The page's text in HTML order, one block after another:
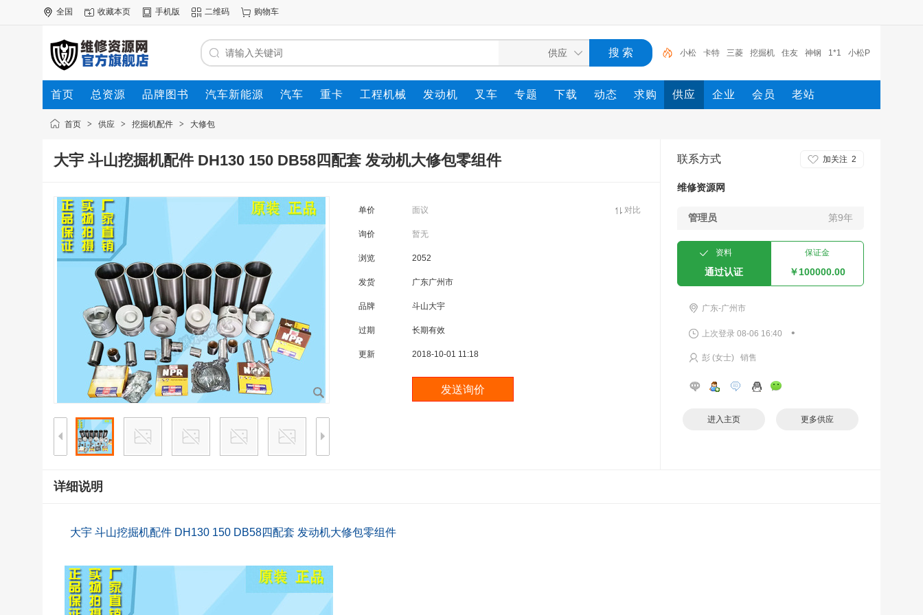
全国 收藏本页 手机版 二维码 购物车
小松 卡特 三菱 挖掘机 住友 神钢 1*1 小松P
C 泵 大众
首页 总资源 品牌图书 汽车新能源 汽车 重卡 工程机械 发动机 叉车 专题 下载 动态 求购 供应 企业 会员 老站
首页 > 供应 > 挖掘机配件 > 大修包
大宇 斗山挖掘机配件 DH130 150 DB58四配套 发动机大修包零组件
单价 面议 对比
询价 暂无
浏览 2052
发货 广东广州市
品牌 斗山大宇
过期 长期有效
更新 2018-10-01 11:18
联系方式 加关注 2
维修资源网
管理员 第9年
资料
通过认证
保证金
￥100000.00
广东-广州市
上次登录 08-06 16:40 •
彭 (女士) 销售
进入主页 更多供应
详细说明
大宇 斗山挖掘机配件 DH130 150 DB58四配套 发动机大修包零组件